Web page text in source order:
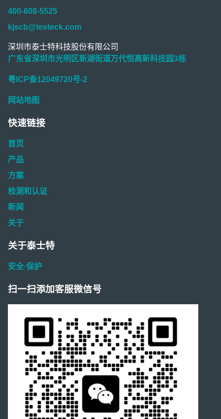
400-608-5525
kjscb@testeck.com
深圳市泰士特科技股份有限公司
广东省深圳市光明区新湖街道万代恒高新科技园3栋
粤ICP备12049720号-2
网站地图
快速链接
首页
产品
方案
检测和认证
新闻
关于
关于泰士特
安全·保护
扫一扫添加客服微信号